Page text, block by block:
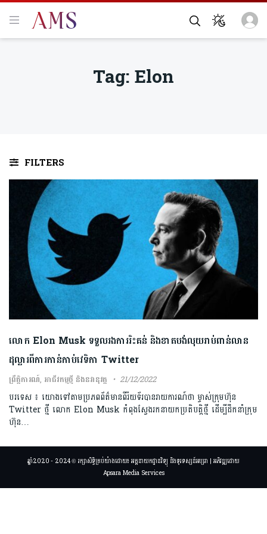
Tag:Elon
FILTERS
លោក Elon Musk ទទួលរងការរិះគន់ និងខាតបង់លុយរាប់ពាន់លាន
ដុល្លារពីការកាន់កាប់វេទិកា Twitter
ព្រឹត្តិការណ៍, អាជីវកម្មថ្មី និងនវានុវត្ត 21/12/2022
បរទេស ៖ យោងទៅតាមប្រភពព័ត៌មានពីរ៉យទ័របានរាយការណ៍ថា ម្ចាស់ក្រុមហ៊ុន
Twitter ថ្មី លោក Elon Musk កំពុងស្វែងរកនាយកប្រតិបត្តិថ្មី ដើម្បីដឹកនាំក្រុម
ហ៊ុន…
ឆ្នាំ2020 - 2024 © រក្សាសិទ្ធិគ្រប់យ៉ាងដោយ៖ អគ្គនាយកដ្ឋានវិទ្យុ និងទូរទស្សន៍អប្សរា | អភិវឌ្ឍដោយ
Apsara Media Services